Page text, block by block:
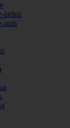
ardoz
onís